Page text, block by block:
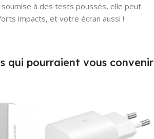
soumise à des tests poussés, elle peut
impacts, et votre écran aussi !
qui pourraient vous convenir